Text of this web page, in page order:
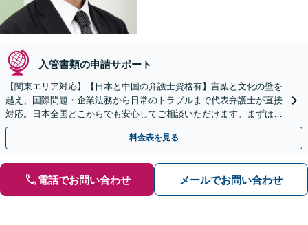
入管書類の申請サポート
【関東エリア対応】【日本と中国の弁護士資格有】言葉と文化の壁を
越え、国際問題・企業法務から日常のトラブルまで代表弁護士が直接
対応。日本全国どこからでも安心してご相談いただけます。まずは一
歩を踏み出してみませんか。【初回相談無料】
料金表を見る
電話でお問い合わせ メールでお問い合わせ